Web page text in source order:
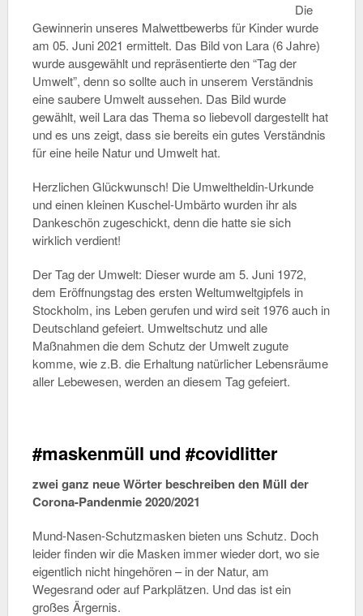
Die
Gewinnerin unseres Malwettbewerbs für Kinder wurde
am 05. Juni 2021 ermittelt. Das Bild von Lara (6 Jahre)
wurde ausgewählt und repräsentierte den “Tag der
Umwelt”, denn so sollte auch in unserem Verständnis
eine saubere Umwelt aussehen. Das Bild wurde
gewählt, weil Lara das Thema so liebevoll dargestellt hat
und es uns zeigt, dass sie bereits ein gutes Verständnis
für eine heile Naturund Umwelthat.
Herzlichen Glückwunsch! Die Umweltheldin-Urkunde
und einen kleinen Kuschel-Umbärto wurden ihr als
Dankeschön zugeschickt, denn die hatte sie sich
wirklich verdient!
Der Tag der Umwelt: Dieser wurde am 5. Juni 1972,
dem Eröffnungstag des ersten Weltumweltgipfels in
Stockholm, ins Leben gerufen und wird seit 1976 auch in
Deutschland gefeiert. Umweltschutz und alle
Maßnahmen die dem Schutz der Umwelt zugute
komme, wie z.B. die Erhaltung natürlicher Lebensräume
aller Lebewesen, werden an diesem Tag gefeiert.
#maskenmüll und #covidlitter
zwei ganz neue Wörter beschreiben den Müll der
Corona-Pandenmie 2020/2021
Mund-Nasen-Schutzmasken bieten uns Schutz. Doch
leider finden wir die Masken immer wieder dort, wo sie
eigentlich nicht hingehören – in der Natur, am
Wegesrand oder auf Parkplätzen. Und das ist ein
großes Ärgernis.